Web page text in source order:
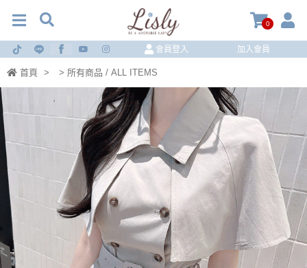
0
會員登入 加入會員
首頁 > > 所有商品 / ALL ITEMS